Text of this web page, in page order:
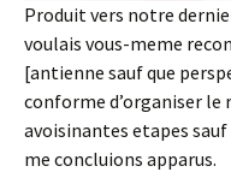
Produit vers notre
voulais vous-meme
[antienne sauf que
conforme d’organiser
avoisinantes etapes
me concluions apparus.